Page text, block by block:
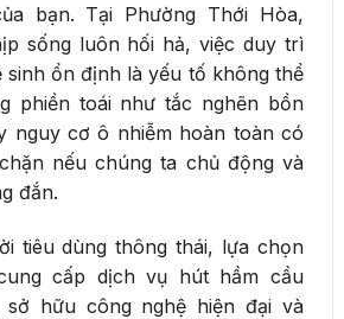
bạn. Tại Phường Thới Hòa,
sống luôn hối hả, việc duy trì
sinh ổn định là yếu tố không thể
phiền toái như tắc nghẽn bồn
nguy cơ ô nhiễm hoàn toàn có
nếu chúng ta chủ động và
đắn.
tiêu dùng thông thái, lựa chọn
cấp dịch vụ hút hầm cầu
sở hữu công nghệ hiện đại và